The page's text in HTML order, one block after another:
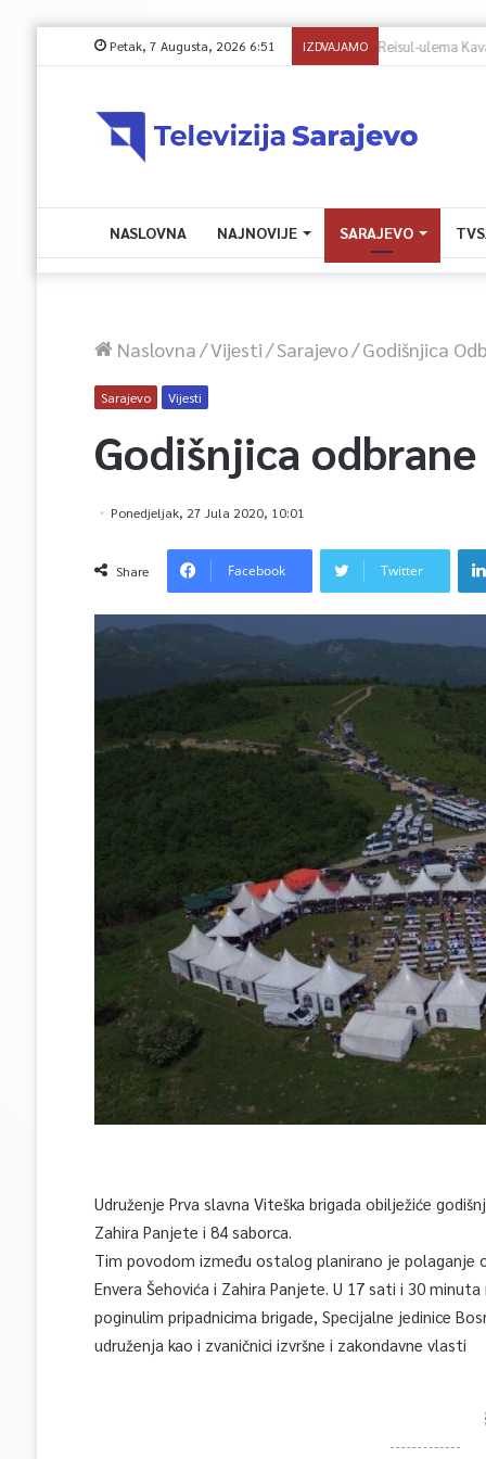
Petak, 7 Augusta, 2026 6:51 IZDVAJAMO Reisul-ulema
NASLOVNA NAJNOVIJE SARAJEVO
Naslovna/Vijesti/Sarajevo/Godišnjica
Sarajevo Vijesti
Godišnjica
Ponedjeljak, 27 Jula 2020, 10:01
Share Facebook Twitter
Udruženje Prva slavna Viteška brigada obilježiće
Zahira Panjete i 84 saborca.
Tim povodom između ostalog planirano je polaganje
Envera Šehovića i Zahira Panjete. U 17 sati i 30
poginulim pripadnicima brigade, Specijalne jedinice
udruženja kao i zvaničnici izvršne i zakondavne vlasti